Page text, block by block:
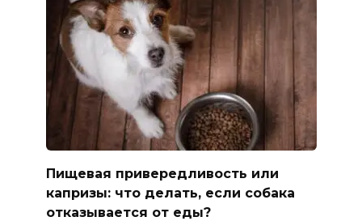
Пищевая привередливость или
капризы: что делать, если собака
отказывается от еды?